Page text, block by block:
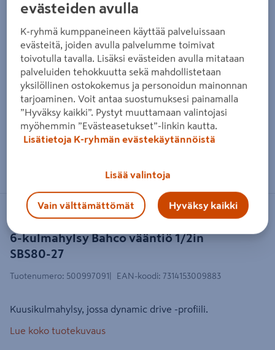
6-kulmahylsy Bahco vääntiö 1/2in
SBS80-27
BAHCO
Tuotenumero: 500997091 EAN-koodi: 7314153009883
Kuusikulmahylsy, jossa dynamic drive -profiili.
Lue koko tuotekuvaus
evästeiden avulla
K-ryhmä kumppaneineen käyttää palveluissaan
evästeitä, joiden avulla palvelumme toimivat
toivotulla tavalla. Lisäksi evästeiden avulla mitataan
palveluiden tehokkuutta sekä mahdollistetaan
yksilöllinen ostokokemus ja personoidun mainonnan
tarjoaminen. Voit antaa suostumuksesi painamalla
”Hyväksy kaikki”. Pystyt muuttamaan valintojasi
myöhemmin ”Evästeasetukset”-linkin kautta.
Lisätietoja K-ryhmän evästekäytännöistä
Lisää valintoja
Vain välttämättömät Hyväksy kaikki